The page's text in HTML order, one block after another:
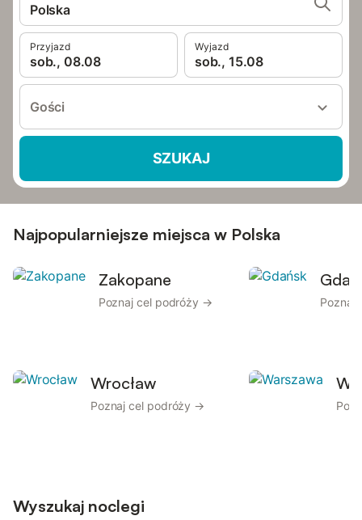
Polska
Przyjazd
sob., 08.08
Wyjazd
sob., 15.08
Gości
SZUKAJ
Najpopularniejsze miejsca w Polska
Zakopane
Poznaj cel podróży → Poznaj
Wrocław
Poznaj cel podróży →
Wyszukaj noclegi